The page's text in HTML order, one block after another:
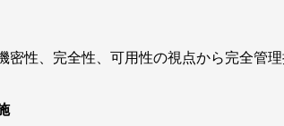
性、完全性、可用性の視点から完全管理